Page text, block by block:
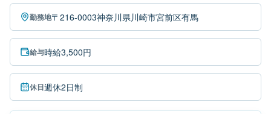
勤務地〒216-0003神奈川県川崎市宮前区有馬
給与時給3,500円
休日週休2日制